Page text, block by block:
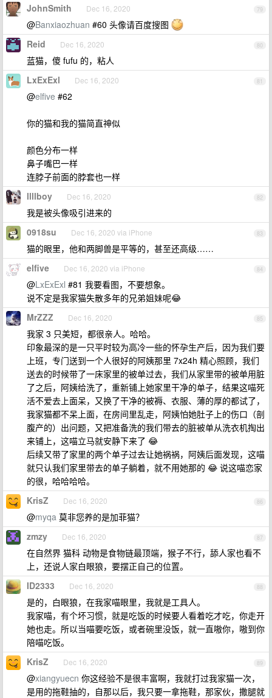
79
JohnSmith Dec 16, 2020
@Banxiaozhuan #60 头像请百度搜图
80
Reid Dec 16, 2020
蓝猫，傻 fufu 的，粘人
81
LxExExl Dec 16, 2020
@elfive #62
你的猫和我的猫简直神似
颜色分布一样
鼻子嘴巴一样
连脖子前面的脖套也一样
82
llllboy Dec 16, 2020
我是被头像吸引进来的
83
0918su Dec 16, 2020 via iPhone
猫的眼里，他和两脚兽是平等的，甚至还高级……
84
elfive Dec 16, 2020 via iPhone
@LxExExl #81 我要看图，不要想象。
说不定是我家猫失散多年的兄弟姐妹呢😂
85
MrZZZ Dec 16, 2020
我家 3 只美短，都很亲人。哈哈。
印象最深的是一只平时较为高冷一些的怀孕生产后，因为我们要
上班，专门送到一个人很好的阿姨那里 7x24h 精心照顾，我们
送去的时候带了一床家里的被单过去，我们从家里带的被单用脏
了之后，阿姨给洗了，重新铺上她家里干净的单子，结果这喵死
活不爱去上面呆，又换了干净的被褥、衣服、薄的厚的都试了，
我家猫都不呆上面，在房间里乱走，阿姨怕她肚子上的伤口（剖
腹产的）出问题，又把准备洗的我们带去的脏被单从洗衣机掏出
来铺上，这喵立马就安静下来了 😂
后续又带了家里的两个单子过去让她祸祸，阿姨后面发现，这喵
就只认我们家里带去的单子躺着，就不用她那的 😂 说这喵恋家
的很，哈哈哈哈。
86
KrisZ Dec 16, 2020
@myqa 莫非您养的是加菲猫？
87
zmzy Dec 16, 2020
在自然界 猫科 动物是食物链最顶端，猴子不行，舔人家也看不
上，还说人家白眼狼，要摆正自己的位置。
88
ID2333 Dec 16, 2020
是的，白眼狼，在我家喵眼里，我就是工具人。
我家喵，有个坏习惯，就是吃饭的时候要人看着吃才吃，你走开
她也走。所以当喵要吃饭，或者碗里没饭，就一直嗷你，嗷到你
陪喵吃饭。
89
KrisZ Dec 16, 2020
@xiangyuecn 你这经验不是很丰富啊，我就打过我家猫一次，
是用的拖鞋抽的，自那以后，我只要一拿拖鞋，那家伙，撒腿就